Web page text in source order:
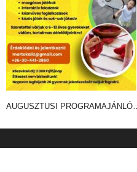
AUGUSZTUSI PROGRAMAJÁNLÓ…